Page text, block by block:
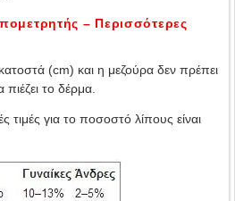
– Περισσότερες
(cm) και η μεζούρα δεν πρέπει
το δέρμα.
τιμές για το ποσοστό λίπους είναι